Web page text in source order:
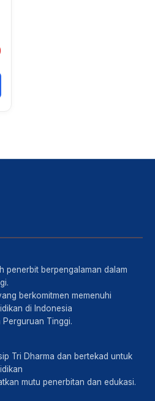
penerbit berpengalaman dalam
berkomitmen memenuhi
di Indonesia
Tinggi.
Tri Dharma dan bertekad untuk
mutu penerbitan dan edukasi.